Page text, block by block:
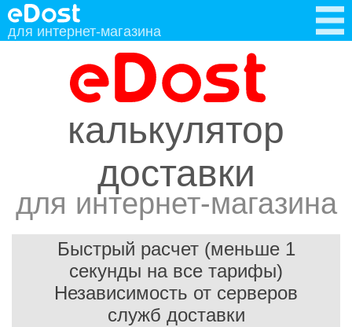
для интернет-магазина
калькулятор
доставки
для интернет-магазина
Быстрый расчет (меньше 1
секунды на все тарифы)
Независимость от серверов
служб доставки